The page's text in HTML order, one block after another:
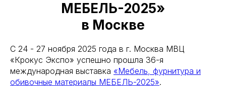
МЕБЕЛЬ-2025»
в Москве
С 24 - 27 ноября 2025 года в г. Москва МВЦ
«Крокус Экспо» успешно прошла 36-я
международная выставка «Мебель, фурнитура и
обивочные материалы МЕБЕЛЬ-2025».